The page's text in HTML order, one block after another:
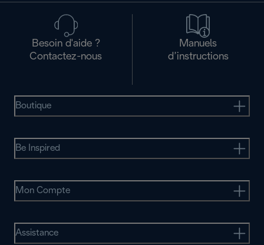
Besoin d'aide ?
Contactez-nous
Manuels
d’instructions
Boutique
Be Inspired
Mon Compte
Assistance